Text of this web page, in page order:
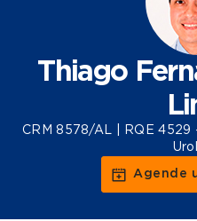
Thiago
CRM 8578/AL | RQE 4529
Agende